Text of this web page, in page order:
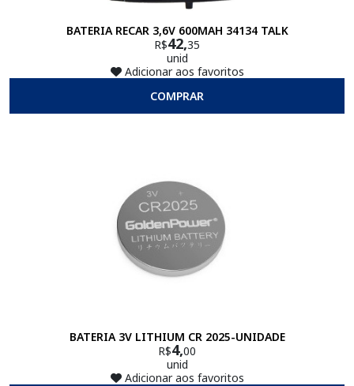
BATERIA RECAR 3,6V 600MAH 34134 TALK
R$42,35
unid
Adicionar aos favoritos
COMPRAR
BATERIA 3V LITHIUM CR 2025-UNIDADE
R$4,00
unid
Adicionar aos favoritos